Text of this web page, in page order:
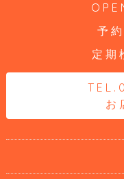
予
定期
お